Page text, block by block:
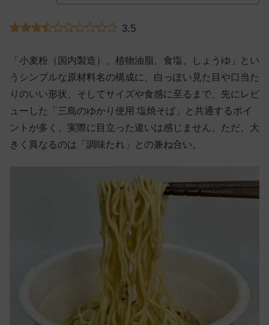
3.5
「小麦粉（国内製造）、植物油脂、食塩、しょうゆ」とい
うシンプルな原材料名の構成に、白っぽい見た目や口当た
りのいい形状、そしてサイズや食感に至るまで、先にレビ
ューした「三島のゆかり使用 塩焼そば」と共通するポイ
ントが多く、実際に目立った違いは感じません。ただ、大
きく異なるのは「調味たれ」との兼ね合い。